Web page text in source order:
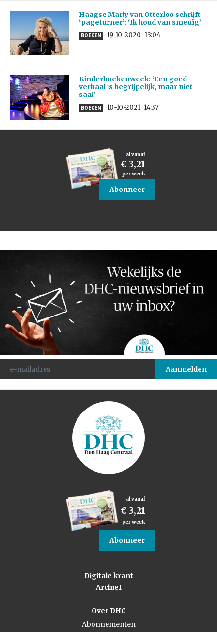
Haagse Marly van Otterloo schrijft
‘pageturner’: ‘Ik houd van smeuïg’
BOEKEN 19-10-2020 13:04
Kinderboekenweek: ‘Een goed
verhaal is begrijpelijk, maar niet
saai’
BOEKEN 10-10-2021 14:37
al vanaf
€ 3,21
per week
Abonneer
al vanaf
€ 3,21
per week
Abonneer
Digitale krant
Archief
Over DHC
Abonnementen